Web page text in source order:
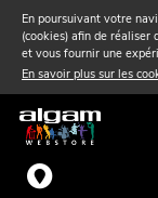
En poursuivant votre
(cookies) afin de réaliser
et vous fournir une
En savoir plus sur les
Vent& Violon
Accessoires
Pièces